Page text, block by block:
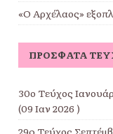
«Ο Αρχέλαος»
ΠΡΌΣΦΑΤΑ
30ο Τεύχος
(09 Ιαν 2026 )
29o Τεύχος